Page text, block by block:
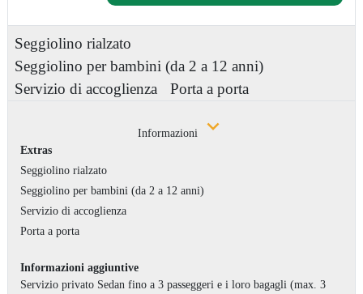
Seggiolino rialzato
Seggiolino per bambini (da 2 a 12 anni)
Servizio di accoglienza
Porta a porta
Informazioni
Extras
Seggiolino rialzato
Seggiolino per bambini (da 2 a 12 anni)
Servizio di accoglienza
Porta a porta
Informazioni aggiuntive
Servizio privato Sedan fino a 3 passeggeri e i loro bagagli (max. 3